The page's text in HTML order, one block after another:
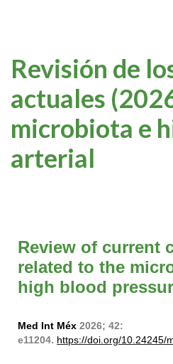
Revisión de
actuales
microbiota e
arterial
Review of current
related to the
high blood
Med Int Méx 2026; 42:
e11204. https://doi.org/10.24245/